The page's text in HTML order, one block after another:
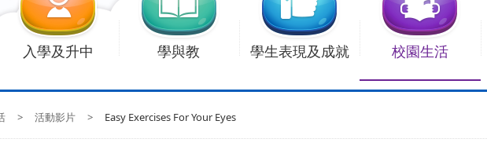
入學及升中 學與教 學生表現及成就 校園生活
> 活動影片 > Easy Exercises For Your Eyes